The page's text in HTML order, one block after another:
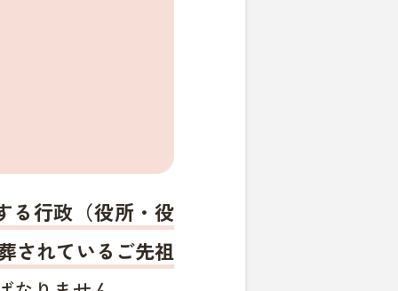
る行政（役所・役
されているご先祖